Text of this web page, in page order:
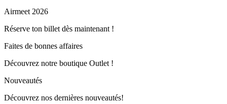
Airmeet 2026
Réserve ton billet dès maintenant !
Faites de bonnes affaires
Découvrez notre boutique Outlet !
Nouveautés
Découvrez nos dernières nouveautés!